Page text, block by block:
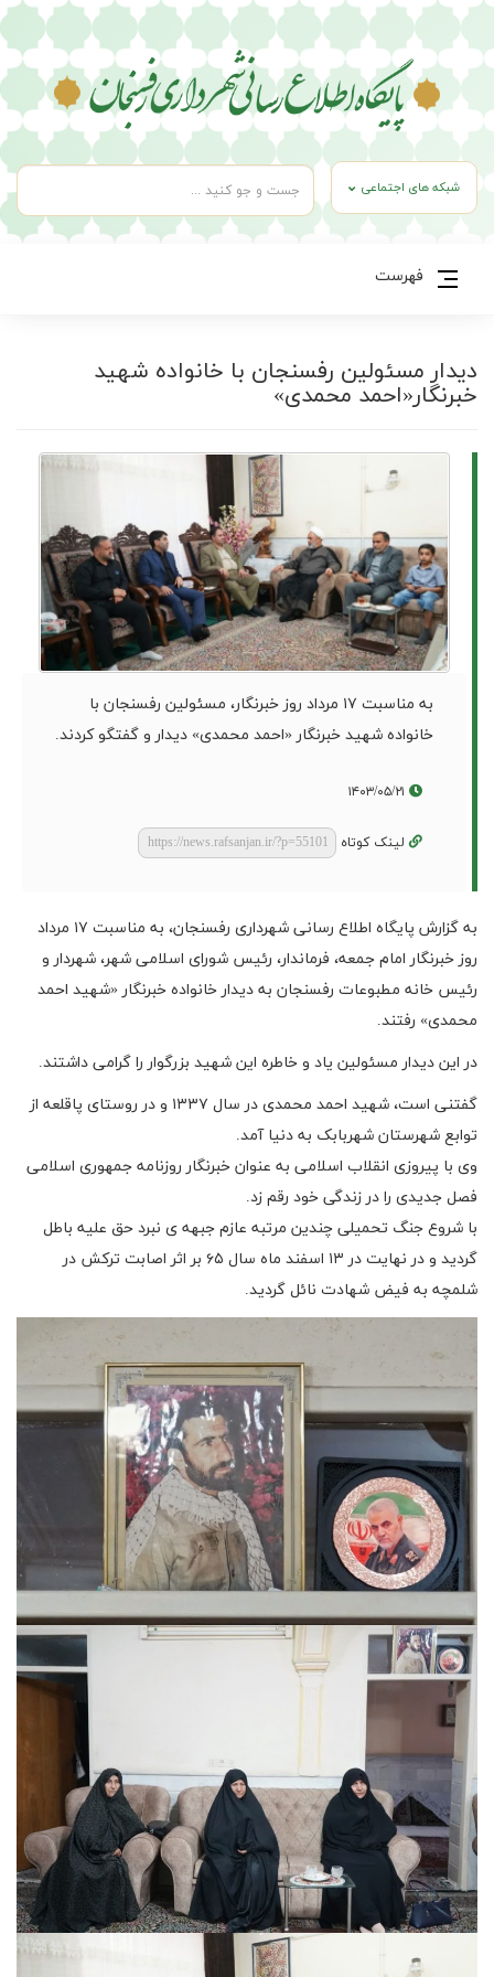
شبکه های اجتماعی
فهرست
دیدار مسئولین رفسنجان با خانواده شهید
خبرنگار«احمد محمدی»
به مناسبت ۱۷ مرداد روز خبرنگار، مسئولین رفسنجان با
خانواده شهید خبرنگار «احمد محمدی» دیدار و گفتگو کردند.
لینک کوتاه
به گزارش پایگاه اطلاع رسانی شهرداری رفسنجان، به مناسبت ۱۷ مرداد
روز خبرنگار امام جمعه، فرماندار، رئیس شورای اسلامی شهر، شهردار و
رئیس خانه مطبوعات رفسنجان به دیدار خانواده خبرنگار «شهید احمد
محمدی» رفتند.
در این دیدار مسئولین یاد و خاطره این شهید بزرگوار را گرامی داشتند.
گفتنی است، شهید احمد محمدی در سال ۱۳۳۷ و در روستای پاقلعه از
توابع شهرستان شهربابک به دنیا آمد.
وی با پیروزی انقلاب اسلامی به عنوان خبرنگار روزنامه جمهوری اسلامی
فصل جدیدی را در زندگی خود رقم زد.
با شروع جنگ تحمیلی چندین مرتبه عازم جبهه ی نبرد حق علیه باطل
گردید و در نهایت در ۱۳ اسفند ماه سال ۶۵ بر اثر اصابت ترکش در
شلمچه به فیض شهادت نائل گردید.